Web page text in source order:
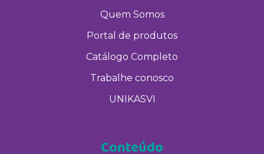
Quem Somos
Portal de produtos
Catálogo Completo
Trabalhe conosco
UNIKASVI
Conteúdo